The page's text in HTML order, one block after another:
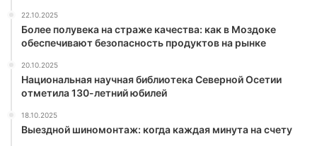
22.10.2025
Более полувека на страже качества: как в Моздоке
обеспечивают безопасность продуктов на рынке
20.10.2025
Национальная научная библиотека Северной Осетии
отметила 130-летний юбилей
18.10.2025
Выездной шиномонтаж: когда каждая минута на счету